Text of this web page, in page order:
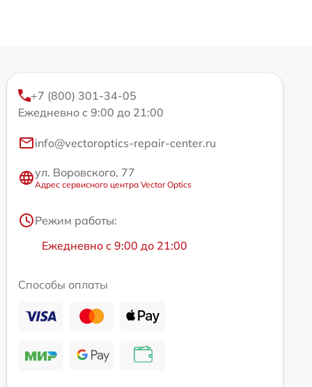
+7 (800) 301-34-05
Ежедневно с 9:00 до 21:00
info@vectoroptics-repair-center.ru
ул. Воровского, 77
Адрес сервисного центра Vector Optics
Режим работы:
Ежедневно с 9:00 до 21:00
Способы оплаты